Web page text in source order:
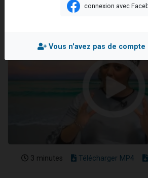
3 minutes Télécharger MP4
connexion avec
Vous n'avez pas de compte